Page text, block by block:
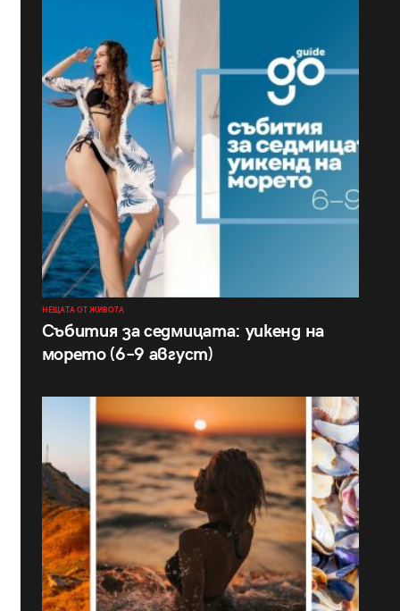
НЕЩАТА ОТ ЖИВОТА
Събития за седмицата: уикенд на
морето (6–9 август)